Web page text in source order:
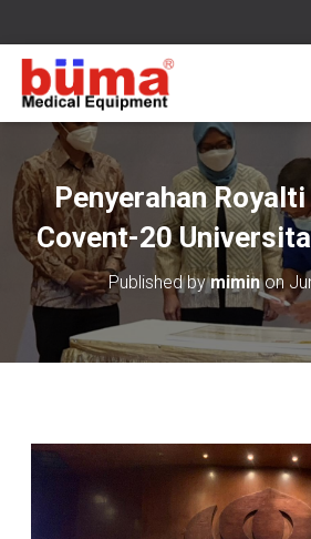
Penyerahan
Covent-20
Published bymiminon